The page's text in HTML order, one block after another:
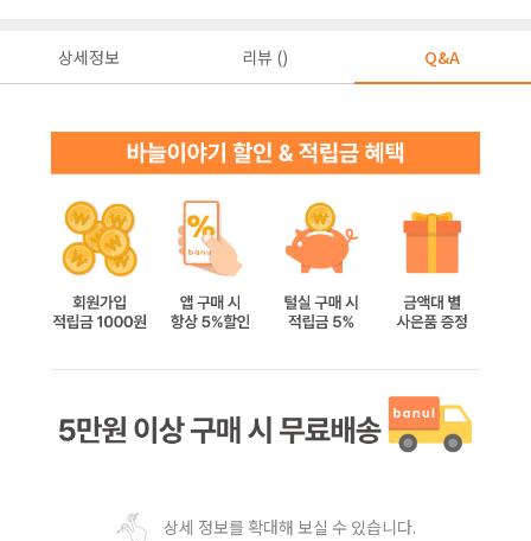
상세정보 리뷰 () Q&A
상세 정보를 확대해 보실 수 있습니다.